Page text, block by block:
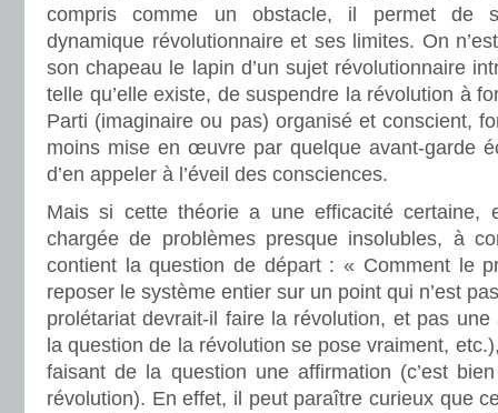
compris comme un obstacle, il permet de
dynamique révolutionnaire et ses limites. On
son chapeau le lapin d’un sujet révolutionnaire
telle qu’elle existe, de suspendre la révolution à
Parti (imaginaire ou pas) organisé et conscient,
moins mise en œuvre par quelque avant-garde
d’en appeler à l’éveil des consciences.
Mais si cette théorie a une efficacité certaine,
chargée de problèmes presque insolubles, à
contient la question de départ : « Comment le
reposer le système entier sur un point qui n’est
prolétariat devrait-il faire la révolution, et pas
la question de la révolution se pose vraiment,
faisant de la question une affirmation (c’est
révolution). En effet, il peut paraître curieux que